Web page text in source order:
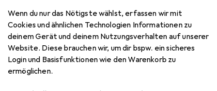
Wenn du nur das Nötigste wählst, erfassen wir mit
Cookies und ähnlichen Technologien Informationen zu
deinem Gerät und deinem Nutzungsverhalten auf unserer
Website. Diese brauchen wir, um dir bspw. ein sicheres
Login und Basisfunktionen wie den Warenkorb zu
ermöglichen.
EuropalmsDekokugel 20cm, gold,
glitzer
EUR
17,01